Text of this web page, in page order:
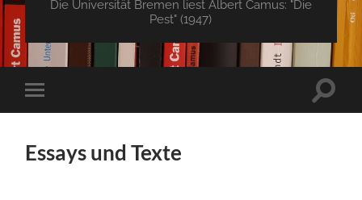
Die Universität Bremen liest Albert Camus: "Die
Pest" (1947)
Mobile-
Menü
Essays und Texte